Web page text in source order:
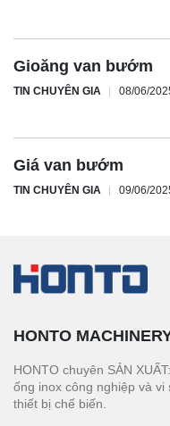
Gioăng van bướm
TIN CHUYÊN GIA 08/06/
Giá van bướm
TIN CHUYÊN GIA 09/06/
HONTO
HONTO chuyên SẢN
ống inox công nghiệp và vi
thiết bị chế biến.